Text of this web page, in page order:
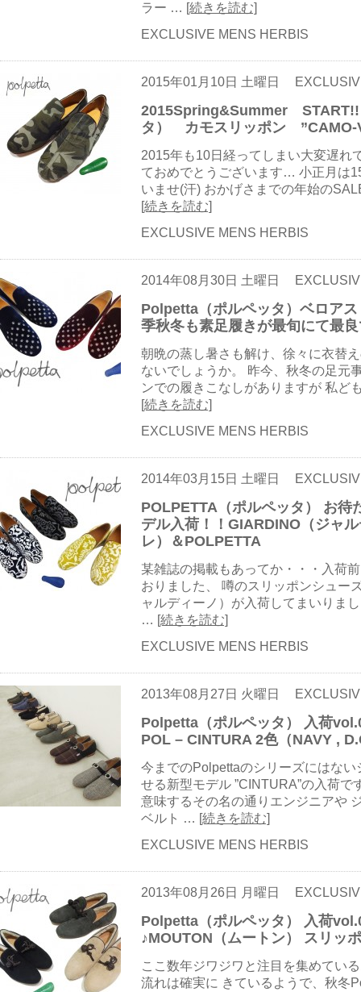
ラー … [続きを読む]
EXCLUSIVE MENS HERBIS
2015年01月10日 土曜日
2015Spring&Summer
タ） カモスリッポン ”CAMO-
2015年も10日経ってしまい大変遅れ
ておめでとうございます… 小正月は
いませ(汗) おかげさまでの年始の
[続きを読む]
EXCLUSIVE MENS HERBIS
2014年08月30日 土曜日
Polpetta（ポルペッタ）ベ
季秋冬も素足履きが最旬にて最
朝晩の蒸し暑さも解け、徐々に衣替
ないでしょうか。 昨今、秋冬の足元
ンでの履きこなしがありますが 私ど
[続きを読む]
EXCLUSIVE MENS HERBIS
2014年03月15日 土曜日
POLPETTA（ポルペッタ） お待
デル入荷！！GIARDINO（ジャ
レ）＆POLPETTA
某雑誌の掲載もあってか・・・入荷
おりました、 噂のスリッポンシュー
ャルディーノ）が入荷してまいりま
… [続きを読む]
EXCLUSIVE MENS HERBIS
2013年08月27日 火曜日
Polpetta（ポルペッタ） 入荷
POL – CINTURA 2色（NAVY ,
今までのPolpettaのシリーズにはな
せる新型モデル ”CINTURA”の入荷
意味するその名の通りエンジニアや
ベルト … [続きを読む]
EXCLUSIVE MENS HERBIS
2013年08月26日 月曜日
Polpetta（ポルペッタ） 入荷
♪MOUTON（ムートン） スリッ
ここ数年ジワジワと注目を集めてい
流れは確実に きているようで、秋冬